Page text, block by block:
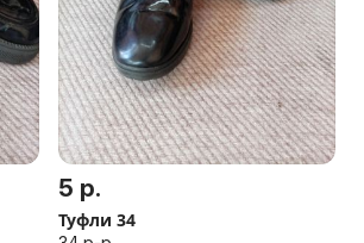
5 р.
Туфли 34